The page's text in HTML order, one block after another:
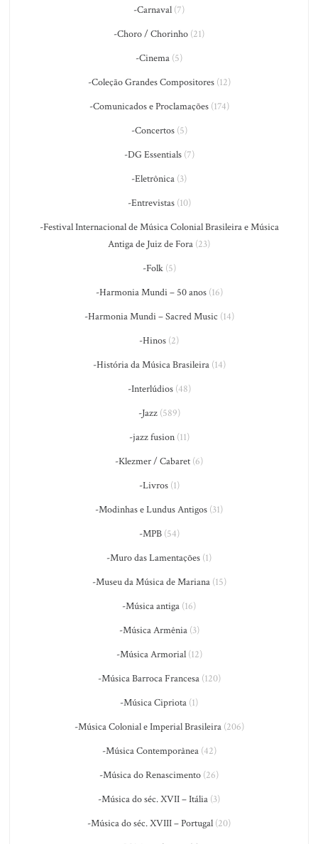
-Carnaval (7)
-Choro / Chorinho (21)
-Cinema (5)
-Coleção Grandes Compositores(12)
-Comunicados e Proclamações(174)
-Concertos(5)
-DG Essentials(7)
-Eletrônica (3)
-Entrevistas(10)
-Festival Internacional de Música Colonial Brasileira e Música
Antiga de Juiz de Fora (23)
-Folk(5)
-Harmonia Mundi – 50 anos(16)
-Harmonia Mundi – Sacred Music (14)
-Hinos (2)
-História da Música Brasileira(14)
-Interlúdios(48)
-Jazz(589)
-jazz fusion(11)
-Klezmer / Cabaret (6)
-Livros(1)
-Modinhas e Lundus Antigos (31)
-MPB(54)
-Muro das Lamentações (1)
-Museu da Música de Mariana(15)
-Música antiga (16)
-Música Armênia(3)
-Música Armorial(12)
-Música Barroca Francesa(120)
-Música Cipriota (1)
-Música Colonial e Imperial Brasileira(206)
-Música Contemporânea(42)
-Música do Renascimento (26)
-Música do séc. XVII – Itália (3)
-Música do séc. XVIII – Portugal (20)